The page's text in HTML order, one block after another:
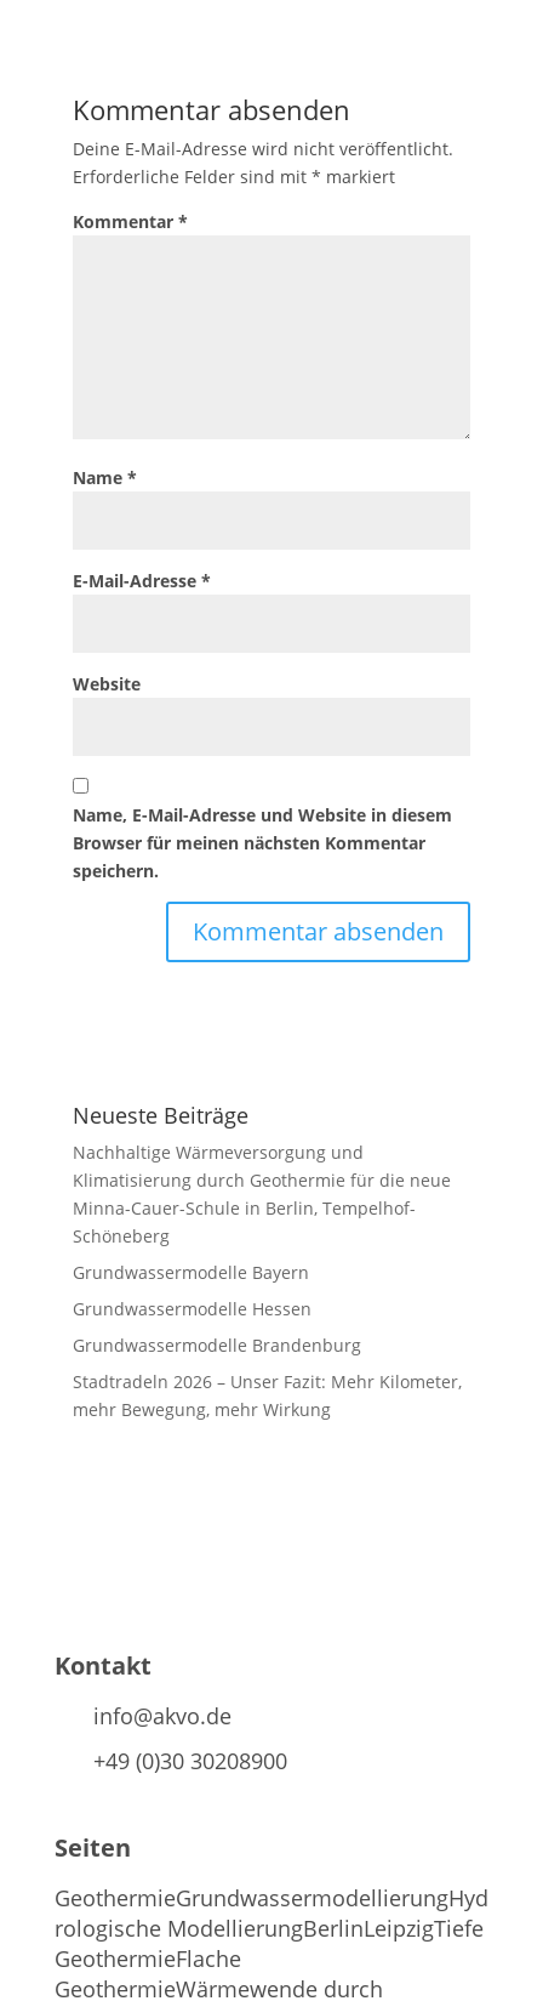
Kommentar absenden
Deine E-Mail-Adresse wird nicht veröffentlicht.
Erforderliche Felder sind mit * markiert
Kommentar *
Name *
E-Mail-Adresse *
Website
Name, E-Mail-Adresse und Website in diesem
Browser für meinen nächsten Kommentar
speichern.
Neueste Beiträge
Nachhaltige Wärmeversorgung und
Klimatisierung durch Geothermie für die neue
Minna-Cauer-Schule in Berlin, Tempelhof-
Schöneberg
Grundwassermodelle Bayern
Grundwassermodelle Hessen
Grundwassermodelle Brandenburg
Stadtradeln 2026 – Unser Fazit: Mehr Kilometer,
mehr Bewegung, mehr Wirkung
Kontakt
info@akvo.de
+49 (0)30 30208900
Seiten
GeothermieGrundwassermodellierungHyd
rologische ModellierungBerlinLeipzigTiefe
GeothermieFlache
GeothermieWärmewende durch